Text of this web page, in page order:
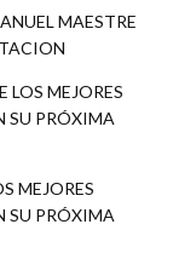
MAESTRE
LOS MEJORES
SU PRÓXIMA
MEJORES
SU PRÓXIMA